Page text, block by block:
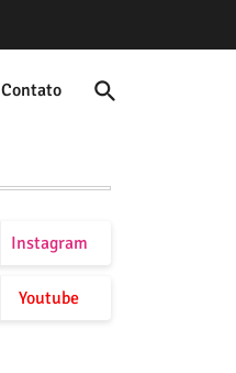
Contato
Instagram
Youtube